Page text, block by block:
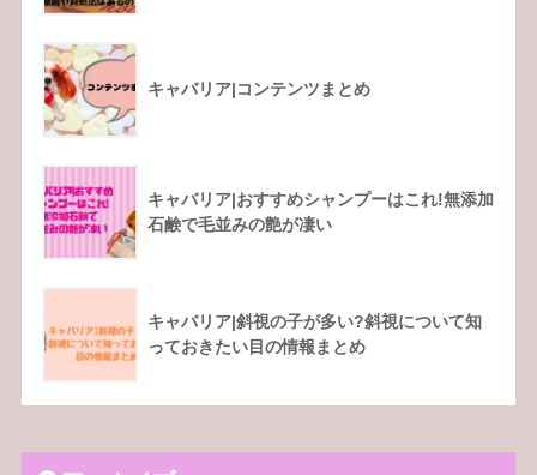
キャバリア|コンテンツまとめ
キャバリア|おすすめシャンプーはこれ!無添加
石鹸で毛並みの艶が凄い
キャバリア|斜視の子が多い?斜視について知
っておきたい目の情報まとめ